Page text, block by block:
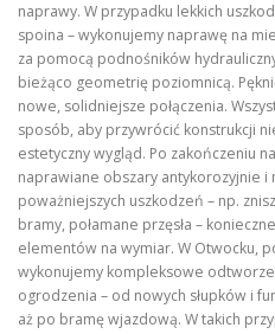
naprawy. W przypadku lekkich
spoina – wykonujemy naprawę na
za pomocą podnośników
bieżąco geometrię poziomnicą.
nowe, solidniejsze połączenia.
sposób, aby przywrócić konstrukcji
estetyczny wygląd. Po zakończeniu
naprawiane obszary antykorozyjnie i
poważniejszych uszkodzeń – np.
bramy, połamane przęsła –
elementów na wymiar. W Otwocku,
wykonujemy kompleksowe
ogrodzenia – od nowych słupków i
aż po bramę wjazdową. W takich